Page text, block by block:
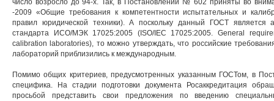
число возросло до 94-х. Так, в Постановлении № 602 приняты во
-2009 «Общие требования к компетентности испытательных и
правил юридической техники). А поскольку данный ГОСТ является
стандарта ИСО/МЭК 17025:2005 (ISO/IEC 17025:2005. General
calibration laboratories), то можно утверждать, что российские
лабораторий приблизились к международным.
Помимо общих критериев, предусмотренных указанным ГОСТом, в
специфика. На стадии подготовки документа Росаккредитация
просьбой представить свои предложения по введению